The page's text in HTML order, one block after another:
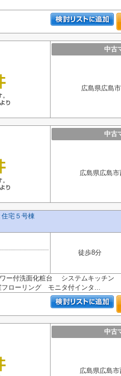
中古
広島県広島
中古
広島県広島
宅５号棟
徒歩8分
ー付洗面化粧台 システムキッチ
ローリング モニタ付インタ...
中古
広島県広島